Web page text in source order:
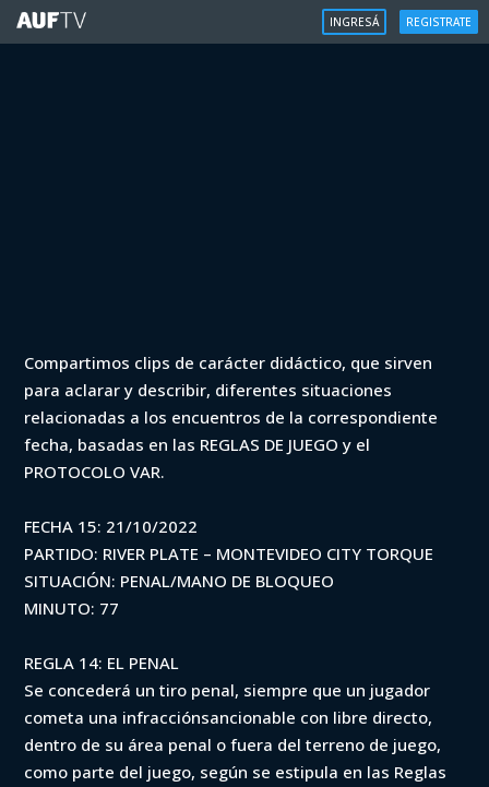
INGRESÁ REGISTRATE
Torque (min. 77)
Iniciá sesión para ver
Compartimos clips de carácter didáctico, que sirven
para aclarar y describir, diferentes situaciones
relacionadas a los encuentros de la correspondiente
fecha, basadas en las REGLAS DE JUEGO y el
PROTOCOLO VAR.
FECHA 15: 21/10/2022
PARTIDO: RIVER PLATE – MONTEVIDEO CITY TORQUE
SITUACIÓN: PENAL/MANO DE BLOQUEO
MINUTO: 77
REGLA 14: EL PENAL
Se concederá un tiro penal, siempre que un jugador
cometa una infracciónsancionable con libre directo,
dentro de su área penal o fuera del terreno de juego,
como parte del juego, según se estipula en las Reglas